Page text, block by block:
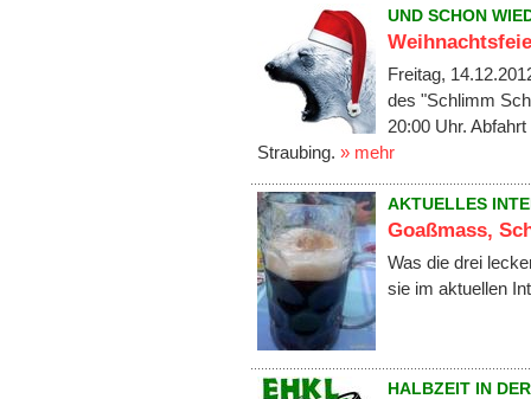
UND SCHON
Freitag,
des "Schlimm
20:00 Uhr.
Straubing. » mehr
AKTUELLES
Goaßmass,
Was die drei
sie im aktuellen
HALBZEIT IN